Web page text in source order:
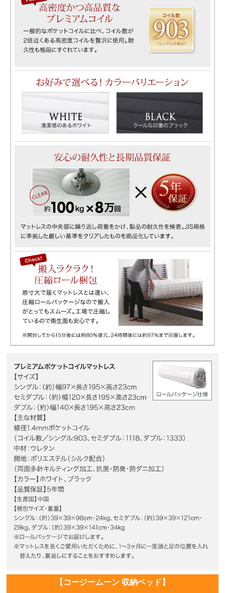
【コージームーン 収納ベッド】